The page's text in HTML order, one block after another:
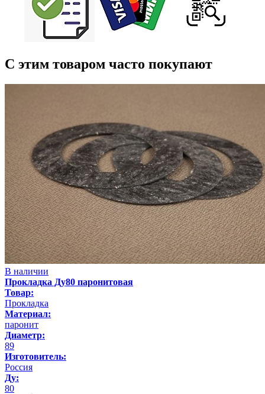
С этим товаром часто покупают
В наличии
Прокладка Ду80 паронитовая
Товар:
Прокладка
Материал:
паронит
Диаметр:
89
Изготовитель:
Россия
Ду:
80